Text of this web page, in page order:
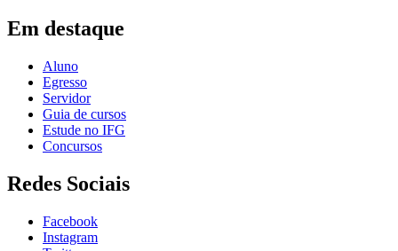
Em destaque
Aluno
Egresso
Servidor
Guia de cursos
Estude no IFG
Concursos
Redes Sociais
Facebook
Instagram